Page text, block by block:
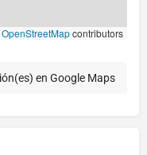
OpenStreetMapcontributors
en Google Maps